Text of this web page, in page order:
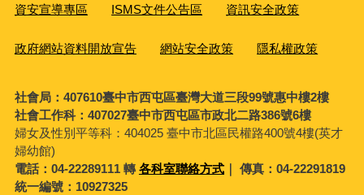
資安宣導專區 ISMS文件公告區 資訊安全政策
政府網站資料開放宣告 網站安全政策 隱私權政策
社會局：407610臺中市西屯區臺灣大道三段99號惠中樓2樓
社會工作科：407027臺中市西屯區市政北二路386號6樓
婦女及性別平等科： 404025 臺中市北區民權路400號4樓(英才
婦幼館)
電話：04-22289111 轉各科室聯絡方式｜ 傳真：04-22291819
統一編號：10927325